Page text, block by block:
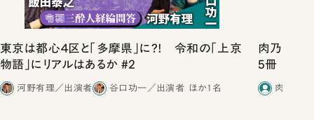
東京は都心４区と「多摩県」に?! 令和の「上京
物語」にリアルはあるか #2
河野有理／出演者 谷口功一／出演者 ほか1名
肉乃小路
5冊
肉乃小路